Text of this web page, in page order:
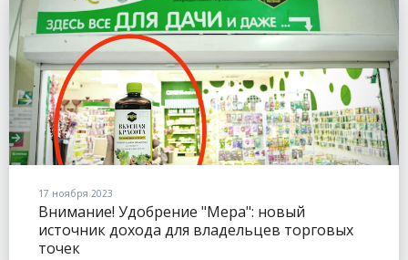
17 ноября 2023
Внимание! Удобрение "Мера": новый
источник дохода для владельцев торговых
точек